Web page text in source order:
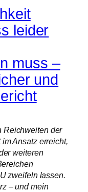
leider
muss –
und
Reichweiten der
Ansatz erreicht,
weiteren
zweifeln lassen.
– und mein